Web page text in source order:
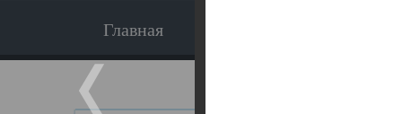
Главная